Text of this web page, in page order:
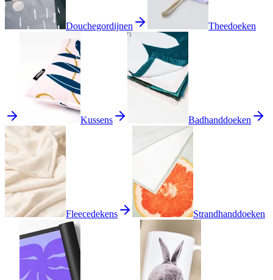
Douchegordijnen Theedoeken
Kussens Badhanddoeken
Fleecedekens Strandhanddoeken